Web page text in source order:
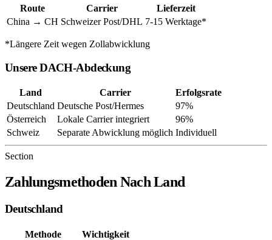
Route Carrier
Lieferzeit
China → CH Schweizer Post/DHL 7-15 Werktage*
*Längere Zeit wegen Zollabwicklung
Unsere DACH-Abdeckung
Land Carrier
Erfolgsrate
Deutschland Deutsche Post/Hermes
97%
Österreich
Lokale Carrier integriert
96%
Schweiz
Separate Abwicklung möglich Individuell
Section
Zahlungsmethoden Nach Land
Deutschland
Methode
Wichtigkeit